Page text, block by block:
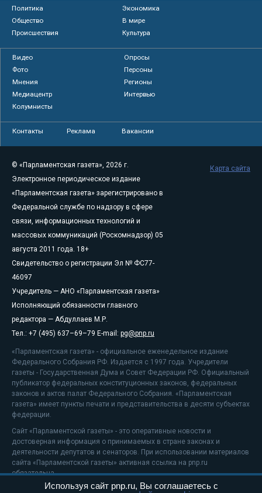
Политика
Экономика
Общество
В мире
Происшествия
Культура
Видео
Опросы
Фото
Персоны
Мнения
Регионы
Медиацентр
Интервью
Колумнисты
Контакты Реклама Вакансии
© «Парламентская газета», 2026 г.
Электронное периодическое издание
«Парламентская газета» зарегистрировано в
Федеральной службе по надзору в сфере
связи, информационных технологий и
массовых коммуникаций (Роскомнадзор) 05
августа 2011 года. 18+
Свидетельство о регистрации Эл № ФС77-
46097
Учредитель — АНО «Парламентская газета»
Исполняющий обязанности главного
редактора — Абдуллаев М.Р.
Тел.: +7 (495) 637–69–79 E-mail: pg@pnp.ru
«Парламентская газета» - официальное еженедельное издание
Федерального Собрания РФ. Издается с 1997 года. Учредители
газеты - Государственная Дума и Совет Федерации РФ. Официальный
публикатор федеральных конституционных законов, федеральных
законов и актов палат Федерального Собрания. «Парламентская
газета» имеет пункты печати и представительства в десяти субъектах
федерации.
Сайт «Парламентской газеты» - это оперативные новости и
достоверная информация о принимаемых в стране законах и
деятельности депутатов и сенаторов. При использовании материалов
сайта «Парламентской газеты» активная ссылка на pnp.ru
обязательна.
На информационном ресурсе применяютсярекомендательные
Карта сайта
Используя сайт pnp.ru, Вы соглашаетесь с